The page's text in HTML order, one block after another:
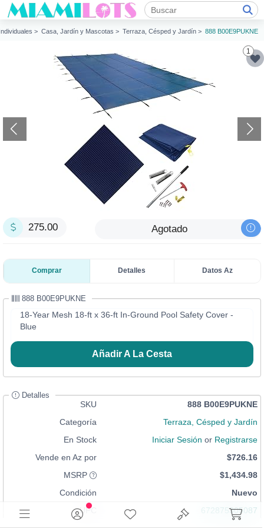
> Casa, Jardín y Mascotas > Terraza, Césped y Jardín > 888 B00E9PUKNE
1
275.00 Agotado
Comprar Detalles Datos Az
888 B00E9PUKNE
18-Year Mesh 18-ft x 36-ft In-Ground Pool Safety Cover -
Blue
Añadir A La Cesta
Detalles
SKU
888 B00E9PUKNE
Categoría
Terraza, Césped y Jardín
En Stock
Iniciar Sesión or Registrarse
Vende en Az por
$726.16
MSRP
$1,434.98
Condición
Nuevo
UPC
672875305087